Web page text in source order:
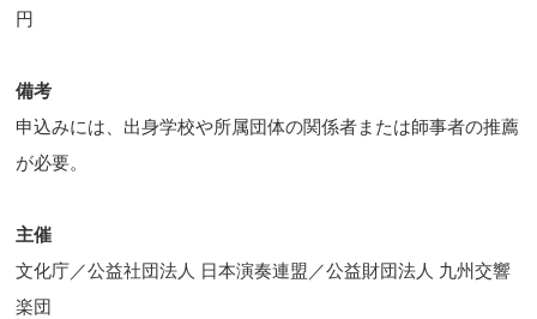
円
備考
申込みには、出身学校や所属団体の関係者または師事者の推薦
が必要。
主催
文化庁／公益社団法人 日本演奏連盟／公益財団法人 九州交響
楽団